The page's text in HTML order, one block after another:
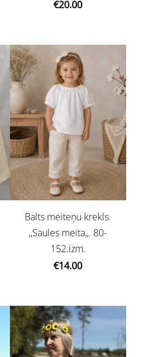
€20.00
Balts meiteņu krekls.
,,Saules meita,,. 80-
152.izm.
€14.00